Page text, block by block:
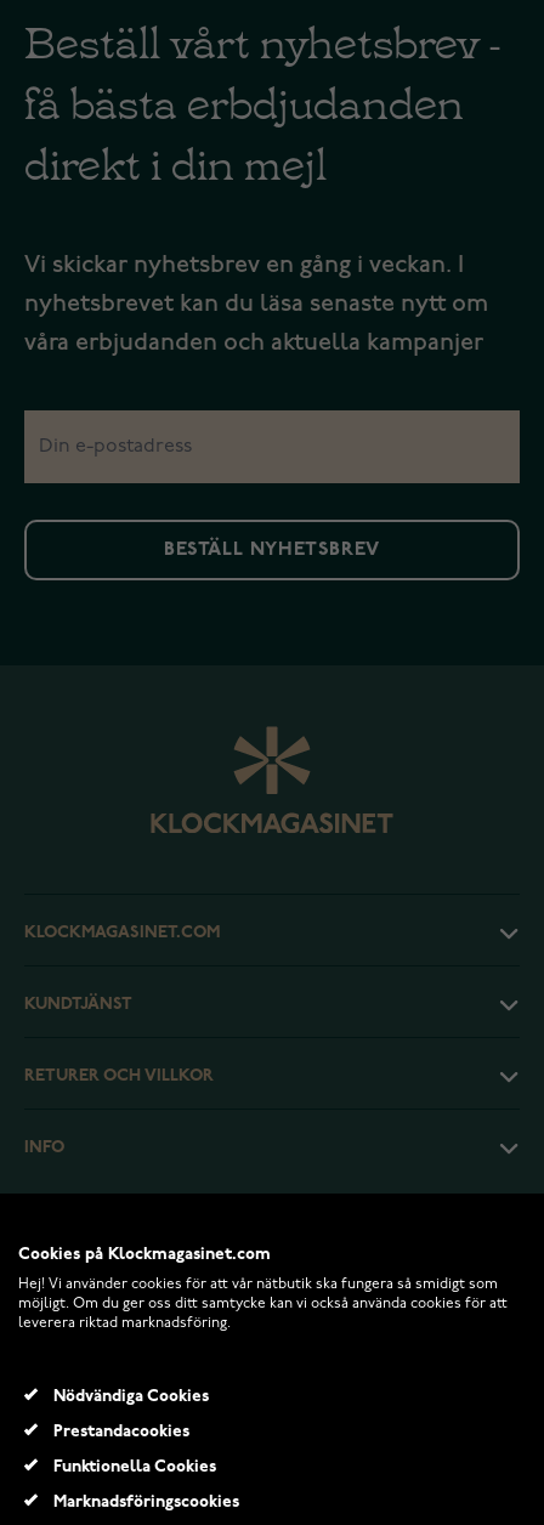
Beställ vårt nyhetsbrev -
få bästa erbdjudanden
direkt i din mejl
Vi skickar nyhetsbrev en gång i veckan. I
nyhetsbrevet kan du läsa senaste nytt om
våra erbjudanden och aktuella kampanjer
BESTÄLL NYHETSBREV
KLOCKMAGASINET.COM
KUNDTJÄNST
RETURER OCH VILLKOR
INFO
© 2026 Klockmagasinet.com
Cookies på Klockmagasinet.com
Hej! Vi använder cookies för att vår nätbutik ska fungera så smidigt som
möjligt. Om du ger oss ditt samtycke kan vi också använda cookies för att
leverera riktad marknadsföring.
Nödvändiga Cookies
Prestandacookies
Funktionella Cookies
Marknadsföringscookies